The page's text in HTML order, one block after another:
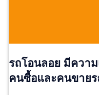
รถโอนลอย มีความ
คนซื้อและคนขาย